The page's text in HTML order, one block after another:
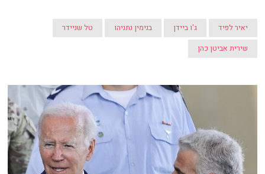
יאיר לפיד ג'ו ביידן בנימין נתניהו
טל שניידר
שירית אביטן כהן